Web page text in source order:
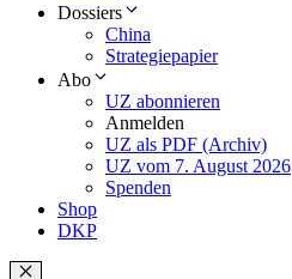
Dossiers
China
Strategiepapier
Abo
UZ abonnieren
Anmelden
UZ als PDF (Archiv)
UZ vom 7. August 2026
Spenden
Shop
DKP